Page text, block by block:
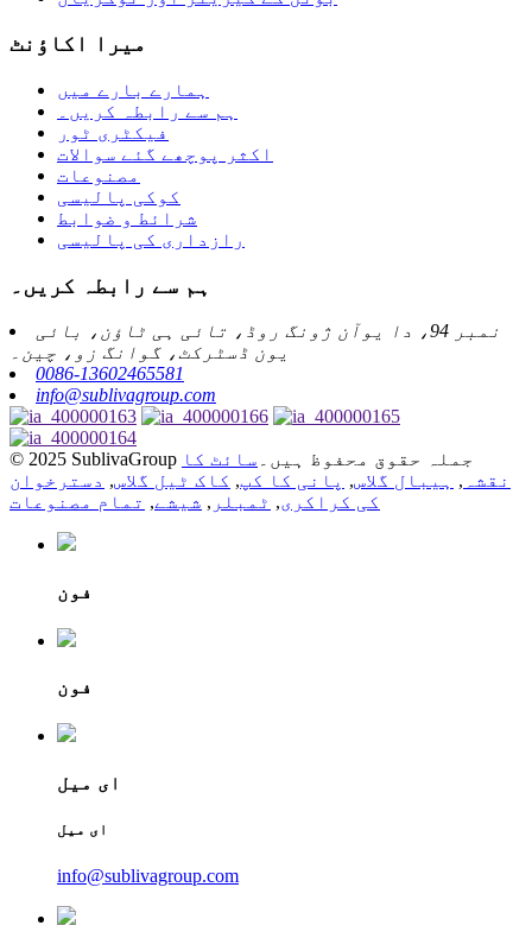
میرا اکاؤنٹ
ہمارے بارے میں
ہم سے رابطہ کریں۔
فیکٹری ٹور
اکثر پوچھے گئے سوالات
مصنوعات
کوکی پالیسی
شرائط و ضوابط
رازداری کی پالیسی
ہم سے رابطہ کریں۔
نمبر 94، دا یوآن ژونگ روڈ، تائی ہی ٹاؤن، بائی
یون ڈسٹرکٹ، گوانگ زو، چین۔
0086-13602465581
info@sublivagroup.com
© 2025 SublivaGroup جملہ حقوق محفوظ ہیں۔ سائٹ کا
نقشہ , ہیبال گلاس, پانی کا کپ, کاک ٹیل گلاس, دسترخوان
کی کراکری, ٹمبلر , شیشے, تمام مصنوعات
فون
فون
ای میل
ای میل
info@sublivagroup.com